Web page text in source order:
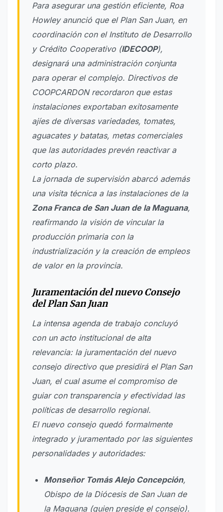
Para asegurar una gestión eficiente, Roa
Howley anunció que el Plan San Juan, en
coordinación con el Instituto de Desarrollo
y Crédito Cooperativo (IDECOOP),
designará una administración conjunta
para operar el complejo. Directivos de
COOPCARDON recordaron que estas
instalaciones exportaban exitosamente
ajíes de diversas variedades, tomates,
aguacates y batatas, metas comerciales
que las autoridades prevén reactivar a
corto plazo.
La jornada de supervisión abarcó además
una visita técnica a las instalaciones de la
Zona Franca de San Juan de la Maguana,
reafirmando la visión de vincular la
producción primaria con la
industrialización y la creación de empleos
de valor en la provincia.
Juramentación del nuevo Consejo
del Plan San Juan
La intensa agenda de trabajo concluyó
con un acto institucional de alta
relevancia: la juramentación del nuevo
consejo directivo que presidirá el Plan San
Juan, el cual asume el compromiso de
guiar con transparencia y efectividad las
políticas de desarrollo regional.
El nuevo consejo quedó formalmente
integrado y juramentado por las siguientes
personalidades y autoridades:
Monseñor Tomás Alejo Concepción,
Obispo de la Diócesis de San Juan de
la Maguana (quien preside el consejo).